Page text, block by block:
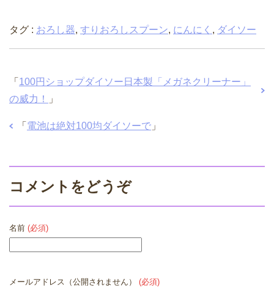
タグ : おろし器, すりおろしスプーン, にんにく , ダイソー
「 100円ショップダイソー日本製「メガネクリーナー」
の威力！
」
「 電池は絶対100均ダイソーで 」
コメントをどうぞ
名前 (必須)
メールアドレス（公開されません） (必須)